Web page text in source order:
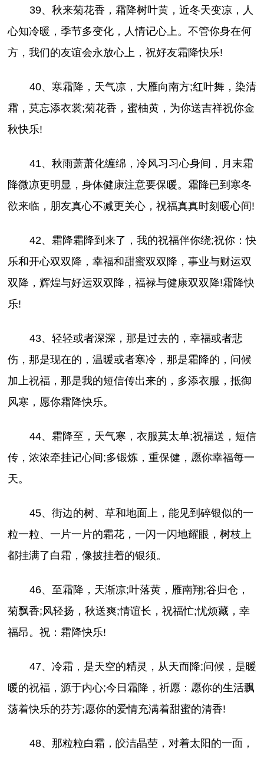
39、秋来菊花香，霜降树叶黄，近冬天变凉，人
心知冷暖，季节多变化，人情记心上。不管你身在何
方，我们的友谊会永放心上，祝好友霜降快乐!
40、寒霜降，天气凉，大雁向南方;红叶舞，染清
霜，莫忘添衣裳;菊花香，蜜柚黄，为你送吉祥祝你金
秋快乐!
41、秋雨萧萧化缠绵，冷风习习心身间，月末霜
降微凉更明显，身体健康注意要保暖。霜降已到寒冬
欲来临，朋友真心不减更关心，祝福真真时刻暖心间!
42、霜降霜降到来了，我的祝福伴你绕;祝你：快
乐和开心双双降，幸福和甜蜜双双降，事业与财运双
双降，辉煌与好运双双降，福禄与健康双双降!霜降快
乐!
43、轻轻或者深深，那是过去的，幸福或者悲
伤，那是现在的，温暖或者寒冷，那是霜降的，问候
加上祝福，那是我的短信传出来的，多添衣服，抵御
风寒，愿你霜降快乐。
44、霜降至，天气寒，衣服莫太单;祝福送，短信
传，浓浓牵挂记心间;多锻炼，重保健，愿你幸福每一
天。
45、街边的树、草和地面上，能见到碎银似的一
粒一粒、一片一片的霜花，一闪一闪地耀眼，树枝上
都挂满了白霜，像披挂着的银须。
46、至霜降，天渐凉;叶落黄，雁南翔;谷归仓，
菊飘香;风轻扬，秋送爽;情谊长，祝福忙;忧烦藏，幸
福昂。祝：霜降快乐!
47、冷霜，是天空的精灵，从天而降;问候，是暖
暖的祝福，源于内心;今日霜降，祈愿：愿你的生活飘
荡着快乐的芬芳;愿你的爱情充满着甜蜜的清香!
48、那粒粒白霜，皎洁晶茔，对着太阳的一面，